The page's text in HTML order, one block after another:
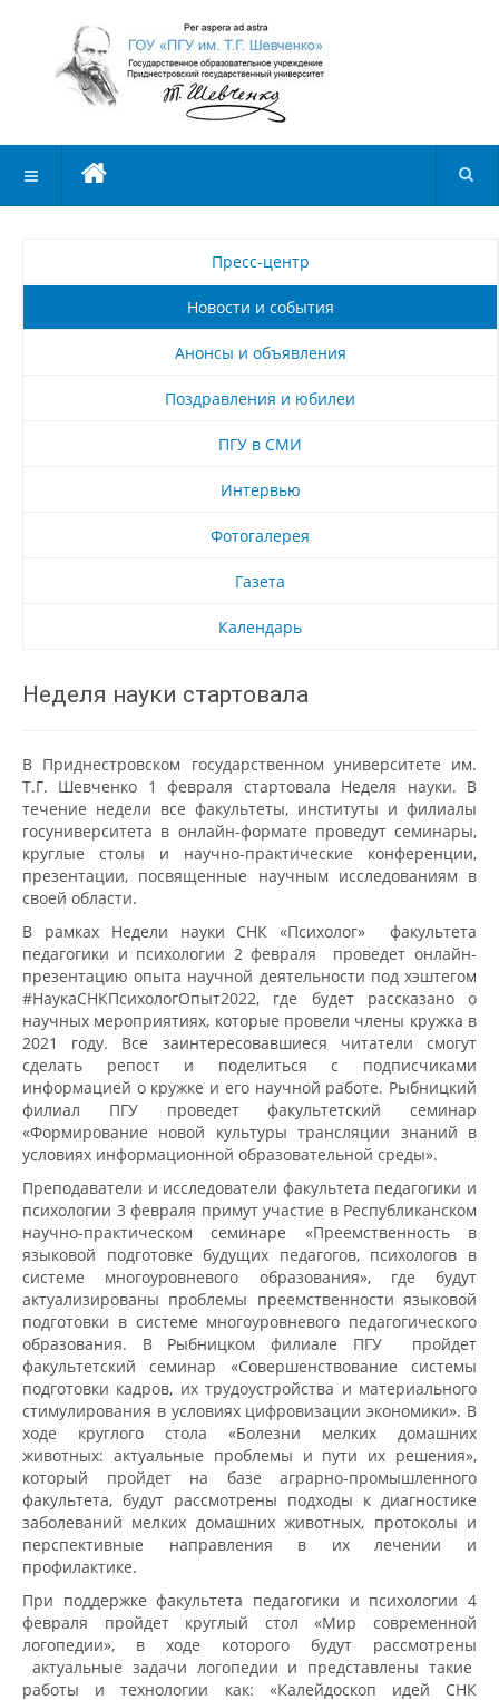
Пресс-центр
Новости и события
Анонсы и объявления
Поздравления и юбилеи
ПГУ в СМИ
Интервью
Фотогалерея
Газета
Календарь
Неделя науки стартовала
В Приднестровском государственном университете им.
Т.Г. Шевченко 1 февраля стартовала Неделя науки. В
течение недели все факультеты, институты и филиалы
госуниверситета в онлайн-формате проведут семинары,
круглые столы и научно-практические конференции,
презентации, посвященные научным исследованиям в
своей области.
В рамках Недели науки СНК «Психолог» факультета
педагогики и психологии 2 февраля проведет онлайн-
презентацию опыта научной деятельности под хэштегом
#НаукаСНКПсихологОпыт2022, где будет рассказано о
научных мероприятиях, которые провели члены кружка в
2021 году. Все заинтересовавшиеся читатели смогут
сделать репост и поделиться с подписчиками
информацией о кружке и его научной работе. Рыбницкий
филиал ПГУ проведет факультетский семинар
«Формирование новой культуры трансляции знаний в
условиях информационной образовательной среды».
Преподаватели и исследователи факультета педагогики и
психологии 3 февраля примут участие в Республиканском
научно-практическом семинаре «Преемственность в
языковой подготовке будущих педагогов, психологов в
системе многоуровневого образования», где будут
актуализированы проблемы преемственности языковой
подготовки в системе многоуровневого педагогического
образования. В Рыбницком филиале ПГУ пройдет
факультетский семинар «Совершенствование системы
подготовки кадров, их трудоустройства и материального
стимулирования в условиях цифровизации экономики». В
ходе круглого стола «Болезни мелких домашних
животных: актуальные проблемы и пути их решения»,
который пройдет на базе аграрно-промышленного
факультета, будут рассмотрены подходы к диагностике
заболеваний мелких домашних животных, протоколы и
перспективные направления в их лечении и
профилактике.
При поддержке факультета педагогики и психологии 4
февраля пройдет круглый стол «Мир современной
логопедии», в ходе которого будут рассмотрены
актуальные задачи логопедии и представлены такие
работы и технологии как: «Калейдоскоп идей СНК